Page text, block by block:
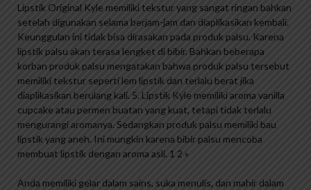
Lipstik Original Kyle memiliki tekstur yang sangat ringan bahkan
setelah digunakan selama berjam-jam dan diaplikasikan kembali.
Keunggulan ini tidak bisa dirasakan pada produk palsu. Karena
lipstik palsu akan terasa lengket di bibir. Bahkan beberapa
korban produk palsu mengatakan bahwa produk palsu tersebut
memiliki tekstur seperti lem lipstik dan terlalu berat jika
diaplikasikan berulang kali. 5. Lipstik Kyle memiliki aroma vanilla
cupcake atau permen buatan yang kuat, tetapi tidak terlalu
mengurangi aromanya. Sedangkan produk palsu memiliki bau
lipstik yang aneh. Ini mungkin karena bibir palsu mencoba
membuat lipstik dengan aroma asli. 1 2 »
Anda memiliki gelar dalam sains, suka menulis, dan mahir dalam